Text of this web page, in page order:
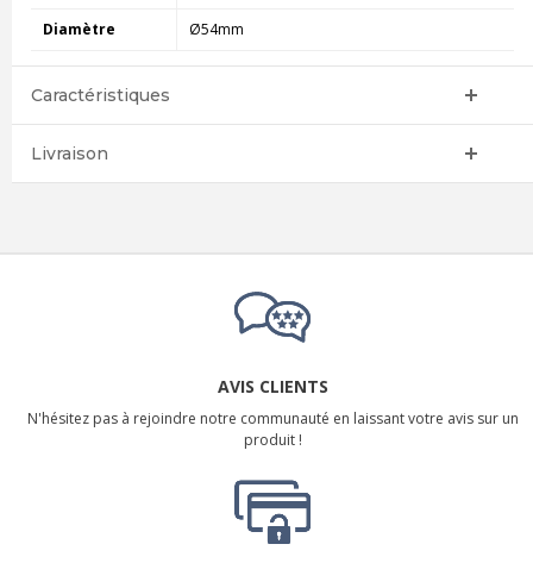
Diamètre Ø54mm
Caractéristiques
Livraison
AVIS CLIENTS
N'hésitez pas à rejoindre notre communauté en laissant votre avis sur un
produit !